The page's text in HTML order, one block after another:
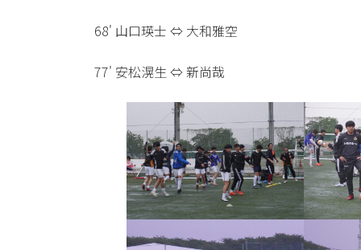
68' 山口瑛士 ⇔ 大和雅空
77' 安松滉生 ⇔ 新尚哉